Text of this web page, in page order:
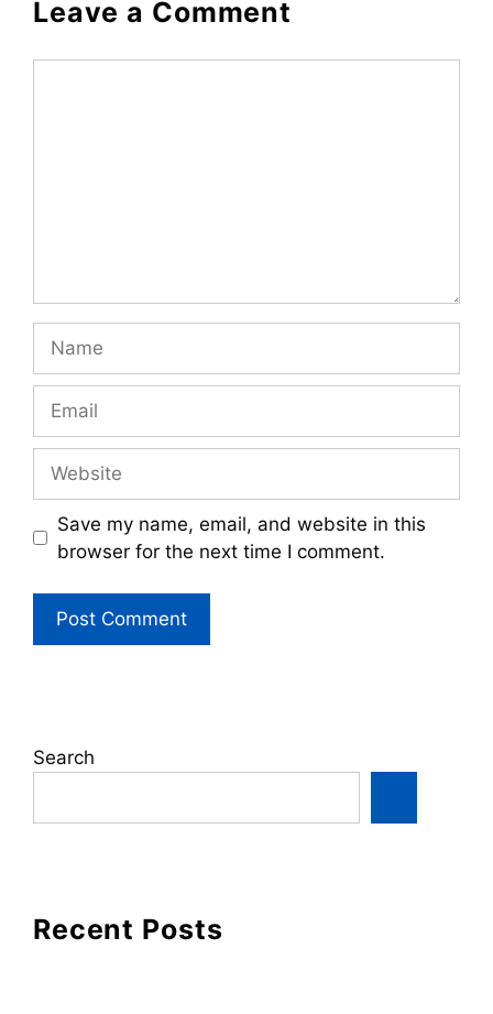
Leave a Comment
Save my name, email, and website in this
browser for the next time I comment.
Search
Recent Posts